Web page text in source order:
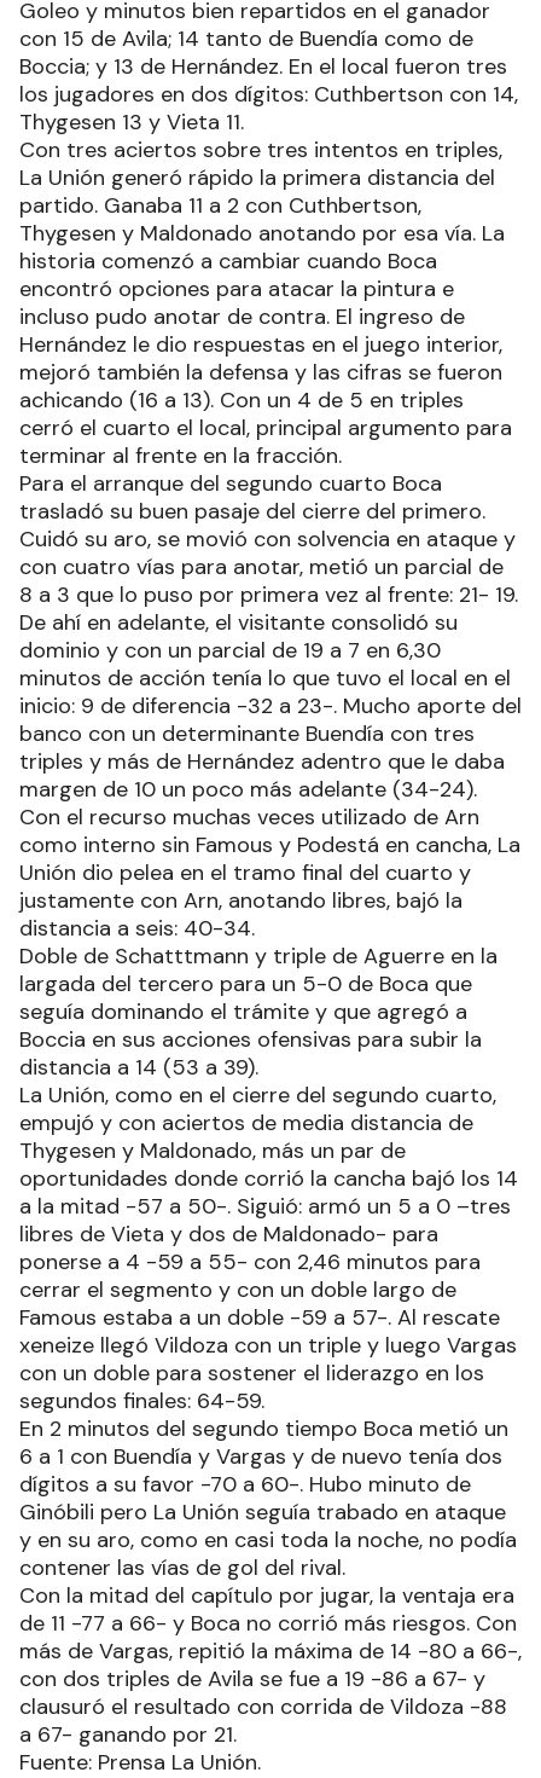
Goleo y minutos bien repartidos en el ganador
con 15 de Avila; 14 tanto de Buendía como de
Boccia; y 13 de Hernández. En el local fueron tres
los jugadores en dos dígitos: Cuthbertson con 14,
Thygesen 13 y Vieta 11.
Con tres aciertos sobre tres intentos en triples,
La Unión generó rápido la primera distancia del
partido. Ganaba 11 a 2 con Cuthbertson,
Thygesen y Maldonado anotando por esa vía. La
historia comenzó a cambiar cuando Boca
encontró opciones para atacar la pintura e
incluso pudo anotar de contra. El ingreso de
Hernández le dio respuestas en el juego interior,
mejoró también la defensa y las cifras se fueron
achicando (16 a 13). Con un 4 de 5 en triples
cerró el cuarto el local, principal argumento para
terminar al frente en la fracción.
Para el arranque del segundo cuarto Boca
trasladó su buen pasaje del cierre del primero.
Cuidó su aro, se movió con solvencia en ataque y
con cuatro vías para anotar, metió un parcial de
8 a 3 que lo puso por primera vez al frente: 21- 19.
De ahí en adelante, el visitante consolidó su
dominio y con un parcial de 19 a 7 en 6,30
minutos de acción tenía lo que tuvo el local en el
inicio: 9 de diferencia -32 a 23-. Mucho aporte del
banco con un determinante Buendía con tres
triples y más de Hernández adentro que le daba
margen de 10 un poco más adelante (34-24).
Con el recurso muchas veces utilizado de Arn
como interno sin Famous y Podestá en cancha, La
Unión dio pelea en el tramo final del cuarto y
justamente con Arn, anotando libres, bajó la
distancia a seis: 40-34.
Doble de Schatttmann y triple de Aguerre en la
largada del tercero para un 5-0 de Boca que
seguía dominando el trámite y que agregó a
Boccia en sus acciones ofensivas para subir la
distancia a 14 (53 a 39).
La Unión, como en el cierre del segundo cuarto,
empujó y con aciertos de media distancia de
Thygesen y Maldonado, más un par de
oportunidades donde corrió la cancha bajó los 14
a la mitad -57 a 50-. Siguió: armó un 5 a 0 –tres
libres de Vieta y dos de Maldonado- para
ponerse a 4 -59 a 55- con 2,46 minutos para
cerrar el segmento y con un doble largo de
Famous estaba a un doble -59 a 57-. Al rescate
xeneize llegó Vildoza con un triple y luego Vargas
con un doble para sostener el liderazgo en los
segundos finales: 64-59.
En 2 minutos del segundo tiempo Boca metió un
6 a 1 con Buendía y Vargas y de nuevo tenía dos
dígitos a su favor -70 a 60-. Hubo minuto de
Ginóbili pero La Unión seguía trabado en ataque
y en su aro, como en casi toda la noche, no podía
contener las vías de gol del rival.
Con la mitad del capítulo por jugar, la ventaja era
de 11 -77 a 66- y Boca no corrió más riesgos. Con
más de Vargas, repitió la máxima de 14 -80 a 66-,
con dos triples de Avila se fue a 19 -86 a 67- y
clausuró el resultado con corrida de Vildoza -88
a 67- ganando por 21.
Fuente: Prensa La Unión.